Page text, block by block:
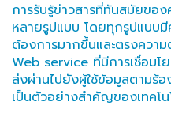
การรับรู้ข่าวสารที่ทันสมัยขอ
หลายรูปแบบ โดยทุกรูปแบบมี
ต้องการมากขึ้นและตรงคว
Web service ที่มีการเชื่อมโ
ส่งผ่านไปยังผู้ใช้ข้อมูลตามร้
เป็นตัวอย่างสำคัญของเทคโ